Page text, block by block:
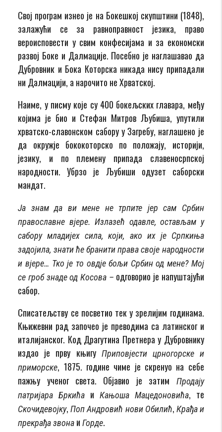
Свој програм изнео је на Бокешкој скупштини (1848),
залажући се за равноправност језика, право
вероисповести у свим конфесијама и за економски
развој Боке и Далмације. Посебно је наглашавао да
Дубровник и Бока Которска никада нису припадали
ни Далмацији, а нарочито не Хрватској.
Наиме, у писму које су 400 бокељских главара, међу
којима је био и Стефан Митров Љубиша, упутили
хрватско-славонском сабору у Загребу, наглашено је
да окружје бококоторско по положају, историји,
језику, и по племену припада славеносрпској
народности. Убрзо је Љубиши одузет саборски
мандат.
Ја знам да ви мене не трпите јер сам Србин
православне вјере. Излазећ одавле, остављам у
сабору младијех сила, који, ако их је Српкиња
задојила, знати ће бранити права своје народности
и вјере… Тко је то овдје бољи Србин од мене? Мој
се гроб знаде од Косова – одговорио је напуштајући
сабор.
Списатељству се посветио тек у зрелијим годинама.
Књижевни рад започео је преводима са латинског и
италијанског. Код Драгутина Претнера у Дубровнику
издао је прву књигу Приповјести црногорске и
приморске, 1875. године чиме је скренуо на себе
пажњу ученог света. Објавио је затим
Продају
патријара Бркића и Кањоша Мацедоновића, те
Скочидевојку,Поп Андровић нови Обилић, Крађа и
прекрађа звона иГорде.